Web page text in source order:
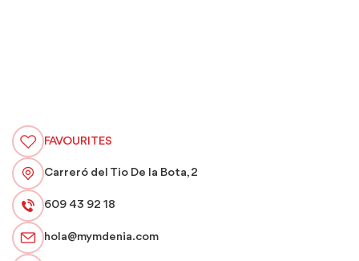
FAVOURITES
Carreró del Tio De la Bota, 2
609 43 92 18
hola@mymdenia.com